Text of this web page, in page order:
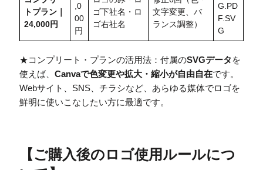
トプラン｜
24,000円
,0
00
円
ゴ下社名・ロ
ゴ右社名
文字変更、バ
ランス調整）
G.PD
F.SV
G
★コンプリート・プランの活用法：付属のSVGデータ を
使えば、 Canvaで色変更や拡大・縮小が自由自在です。
Webサイト、SNS、チラシなど、あらゆる媒体でロゴを
鮮明に使いこなしたい方に最適です。
【ご購入後のロゴ使用ルールにつ